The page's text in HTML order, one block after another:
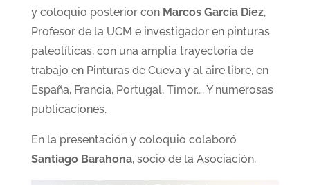
y coloquio posterior con Marcos García Diez,
Profesor de la UCM e investigador en pinturas
paleolíticas, con una amplia trayectoria de
trabajo en Pinturas de Cueva y al aire libre, en
España, Francia, Portugal, Timor…. Y numerosas
publicaciones.
En la presentación y coloquio colaboró
Santiago Barahona, socio de la Asociación.